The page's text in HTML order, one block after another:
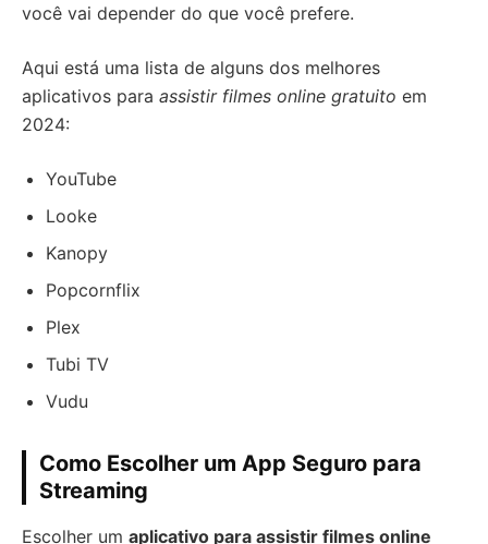
você vai depender do que você prefere.
Aqui está uma lista de alguns dos melhores
aplicativos para assistir filmes online gratuito em
2024:
YouTube
Looke
Kanopy
Popcornflix
Plex
Tubi TV
Vudu
Como Escolher um App Seguro para
Streaming
Escolher um aplicativo para assistir filmes online